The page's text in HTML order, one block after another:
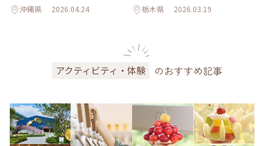
沖縄県 2026.04.24 栃木県 2026.03.19
アクティビティ・体験 のおすすめ記事